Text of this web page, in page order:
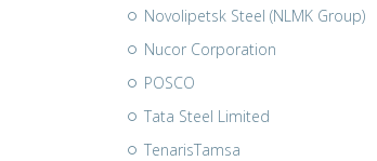
Novolipetsk Steel (NLMK Group)
Nucor Corporation
POSCO
Tata Steel Limited
TenarisTamsa